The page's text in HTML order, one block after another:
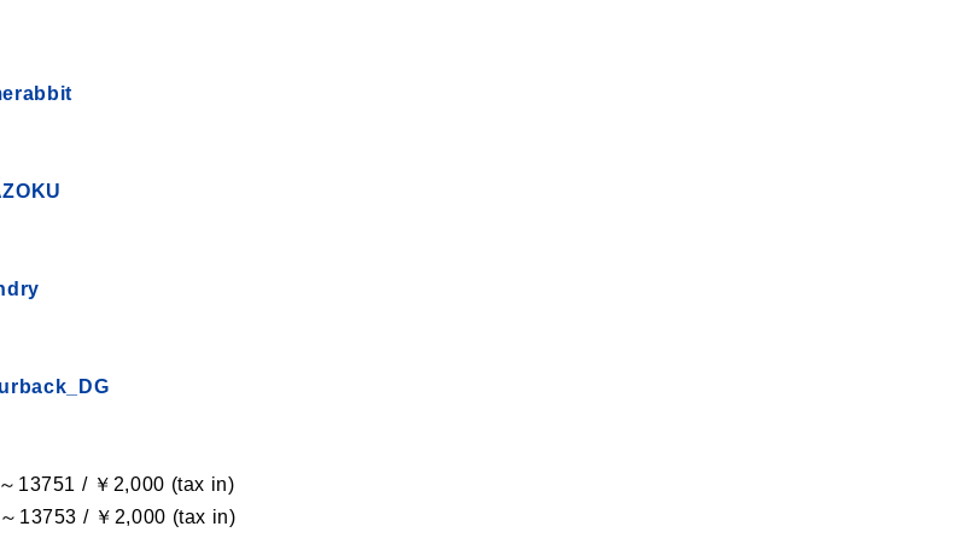
13751 / ￥2,000 (tax in)
13753 / ￥2,000 (tax in)